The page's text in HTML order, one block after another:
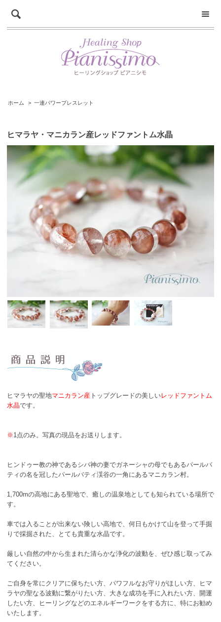
ホーム > 一連パワーブレスレット
ヒマラヤ・マニカラン産レッドファントム水晶
ヒマラヤの聖地マニカラン産 トップグレードの美しいレッドファントム
水晶です。
※ 1点のみ。写真の現品をお送りします。
ヒンドゥー教の神であるシバ神の妻でガネーシャの母でもあるパールバ
ティの名を冠したパールバティ渓谷の一角にあるマニカラン村。
1,700mの高地にある聖地で、癒しの温泉地としても知られている場所で
す。
車では入ることが出来ない険しい高地で、何日もかけて山を登って手掘
りで採掘された、とても貴重な水晶です。
厳しい自然の中から生まれた清らかな浄化の波動を、ぜひ感じ取ってみ
てください。
ご自身を常にクリアに保ちたい方、パワフルなお守りがほしい方、ヒマ
ラヤの聖なる波動に繋がりたい方、大きな成功を手に入れたい方、開運
したい方、ヒーリングなどのエネルギーワークをする方に、特にお勧め
いたします。